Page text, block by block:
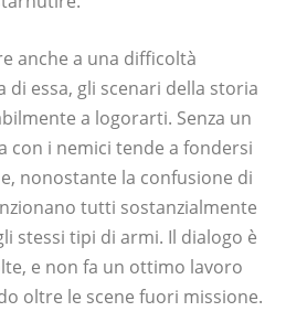
anche a una difficoltà
di essa, gli scenari della storia
a logorarti. Senza un
con i nemici tende a fondersi
nonostante la confusione di
tutti sostanzialmente
stessi tipi di armi. Il dialogo è
e non fa un ottimo lavoro
oltre le scene fuori missione.